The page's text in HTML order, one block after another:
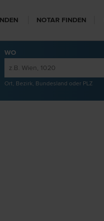
NOTAR FINDEN
WO
Ort, Bezirk, Bundesland oder PLZ